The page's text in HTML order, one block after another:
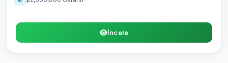
İncele